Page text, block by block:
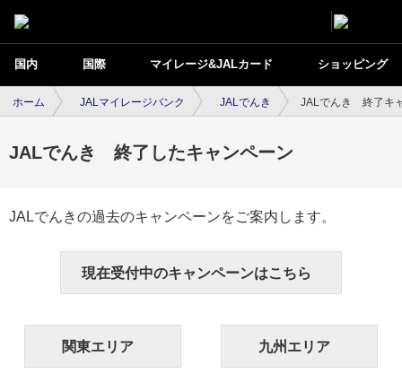
国内 国際 マイレージ&JALカード ショッピング
ホーム JALマイレージバンク JALでんき JALでんき 終了キ
JALでんき 終了したキャンペーン
JALでんきの過去のキャンペーンをご案内します。
現在受付中のキャンペーンはこちら
関東エリア 九州エリア